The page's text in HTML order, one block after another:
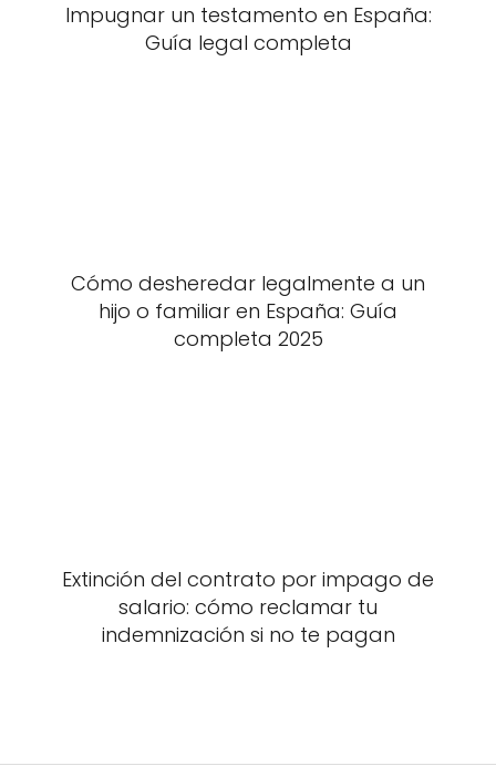
Impugnar un testamento en España:
Guía legal completa
Cómo desheredar legalmente a un
hijo o familiar en España: Guía
completa 2025
Extinción del contrato por impago de
salario: cómo reclamar tu
indemnización si no te pagan